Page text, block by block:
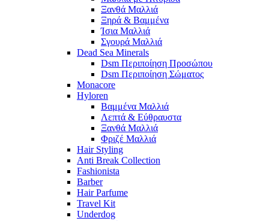
Ξανθά Μαλλιά
Ξηρά & Βαμμένα
Ίσια Μαλλιά
Σγουρά Μαλλιά
Dead Sea Minerals
Dsm Περιποίηση Προσώπου
Dsm Περιποίηση Σώματος
Monacore
Hyloren
Βαμμένα Μαλλιά
Λεπτά & Εύθραυστα
Ξανθά Μαλλιά
Φριζέ Μαλλιά
Hair Styling
Anti Break Collection
Fashionista
Barber
Hair Parfume
Travel Kit
Underdog